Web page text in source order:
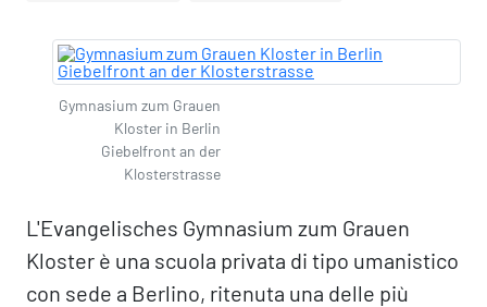
Gymnasium zum Grauen
Kloster in Berlin
Giebelfront an der
Klosterstrasse
L'Evangelisches Gymnasium zum Grauen
Kloster è una scuola privata di tipo umanistico
con sede a Berlino, ritenuta una delle più